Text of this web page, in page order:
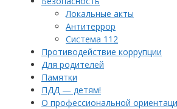
Локальные акты
Антитеррор
Система 112
Противодействие коррупции
Для родителей
Памятки
ПДД — детям!
О профессиональной